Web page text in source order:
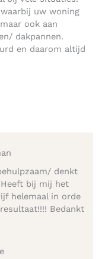
uw woning
ook aan
dakpannen.
en daarom altijd
denkt
bij mij het
helemaal in orde
Bedankt